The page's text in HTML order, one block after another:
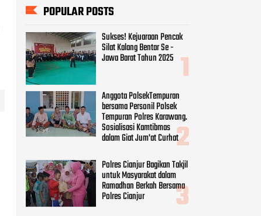
POPULAR POSTS
Sukses! Kejuaraan Pencak
Silat Kalang Bentar Se -
Jawa Barat Tahun 2025
Anggota PolsekTempuran
bersama Personil Polsek
Tempuran Polres Karawang.
Sosialisasi Kamtibmas
dalam Giat Jum'at Curhat
Polres Cianjur Bagikan Takjil
untuk Masyarakat dalam
Ramadhan Berkah Bersama
Polres Cianjur